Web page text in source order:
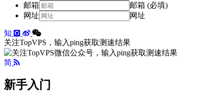
邮箱
邮箱 (必填)
网址
网址
知
关注TopVPS，输入ping获取测速结果
简
新手入门